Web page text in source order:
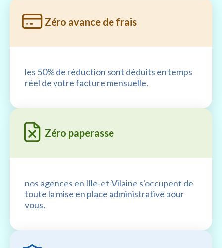
Zéro avance de frais
les 50% de réduction sont déduits en temps
réel de votre facture mensuelle.
Zéro paperasse
nos agences en Ille-et-Vilaine s'occupent de
toute la mise en place administrative pour
vous.